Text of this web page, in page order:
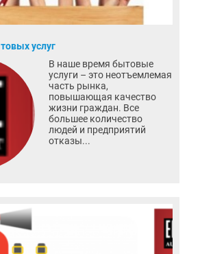
услуг
В наше время бытовые
услуги – это неотъемлемая
часть рынка,
повышающая качество
жизни граждан. Все
большее количество
людей и предприятий
отказы...